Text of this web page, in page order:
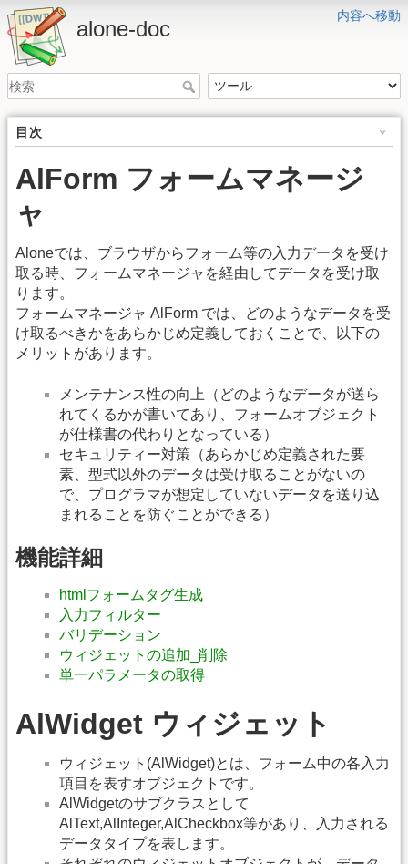
内容へ移動
alone-doc
目次
AlForm フォームマネージ
ャ
Aloneでは、ブラウザからフォーム等の入力データを受け
取る時、フォームマネージャを経由してデータを受け取
ります。
フォームマネージャ AlForm では、どのようなデータを受
け取るべきかをあらかじめ定義しておくことで、以下の
メリットがあります。
メンテナンス性の向上（どのようなデータが送ら
れてくるかが書いてあり、フォームオブジェクト
が仕様書の代わりとなっている）
セキュリティー対策（あらかじめ定義された要
素、型式以外のデータは受け取ることがないの
で、プログラマが想定していないデータを送り込
まれることを防ぐことができる）
機能詳細
htmlフォームタグ生成
入力フィルター
バリデーション
ウィジェットの追加_削除
単一パラメータの取得
AlWidget ウィジェット
ウィジェット(AlWidget)とは、フォーム中の各入力
項目を表すオブジェクトです。
AlWidgetのサブクラスとして
AlText,AlInteger,AlCheckbox等があり、入力される
データタイプを表します。